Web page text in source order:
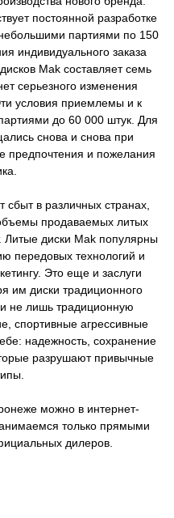
постоянной разработке
партиями по 150
индивидуального заказа
Mak составляет семь
серьезного изменения
условия приемлемы и к
до 60 000 штук. Для
снова и снова при
предпочтения и пожелания
в различных странах,
продаваемых литых
Литые диски Mak популярны
передовых технологий и
Это еще и заслуги
им диски традиционного
не лишь традиционную
спортивные агрессивные
надежность, сохранение
разрушают привычные
можно в интернет-
только прямыми
дилеров.